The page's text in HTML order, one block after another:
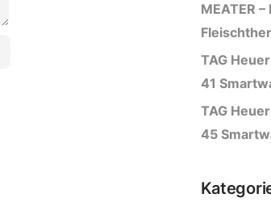
MEATER
TAG
41
TAG
45